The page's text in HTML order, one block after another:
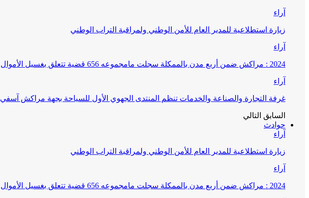
آراء
زيارة استطلاعية للمدير العام للأمن الوطني ولمراقبة التراب الوطني
آراء
2024 : مراكش ضمن أربع مدن بالممكلة سجلت مامجموعه 656 قضية تتعلق بغسيل الأموال
آراء
غرفة التجارة والصناعة والخدمات تنظم المنتدى الجهوي الأول للسياحة بجهة مراكش آسفي
السابق التالي
حوادث
آراء
زيارة استطلاعية للمدير العام للأمن الوطني ولمراقبة التراب الوطني
آراء
2024 : مراكش ضمن أربع مدن بالممكلة سجلت مامجموعه 656 قضية تتعلق بغسيل الأموال